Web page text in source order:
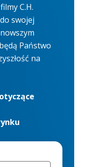
C.H.
swojej
Państwo
na